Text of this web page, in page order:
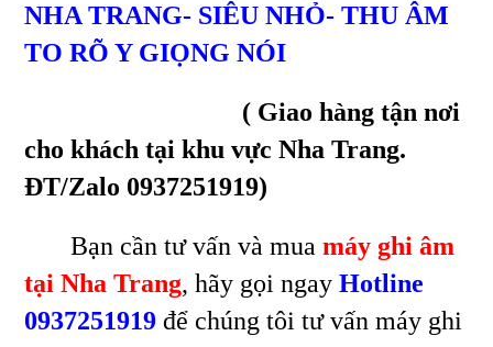
NHA TRANG- SIÊU NHỎ- THU ÂM
TO RÕ Y GIỌNG NÓI
( Giao hàng tận nơi
cho khách tại khu vực Nha Trang.
ĐT/Zalo 0937251919)
Bạn cần tư vấn và muamáy ghi âm
tại Nha Trang, hãy gọi ngayHotline
0937251919để chúng tôi tư vấn máy ghi